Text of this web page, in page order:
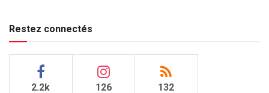
Restez connectés
2.2k 126 132